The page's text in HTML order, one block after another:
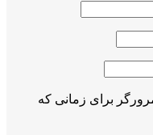
برای زمانی که